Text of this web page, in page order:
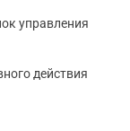
управления
действия